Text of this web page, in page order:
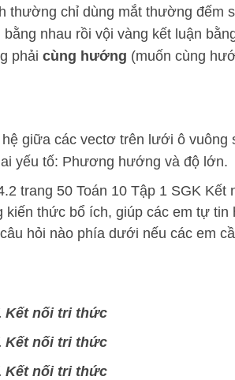
thường chỉ dùng mắt thường đếm
nhau rồi vội vàng kết luận
phải cùng hướng (muốn cùng
giữa các vectơ trên lưới ô vuông
yếu tố: Phương hướng và độ lớn.
trang 50 Toán 10 Tập 1 SGK Kết
kiến thức bổ ích, giúp các em tự
hỏi nào phía dưới nếu các em
Kết nối tri thức
Kết nối tri thức
Kết nối tri thức